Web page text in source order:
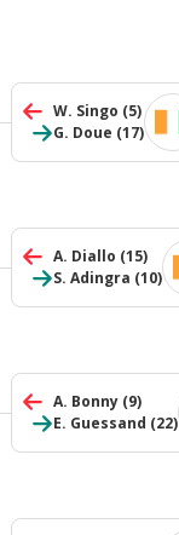
W. Singo (5)
G. Doue (17)
A. Diallo (15)
S. Adingra (10)
A. Bonny (9)
E. Guessand (22)